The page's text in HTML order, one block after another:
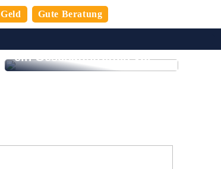
Geld Gute Beratung
ein Geschäftstreffen vor